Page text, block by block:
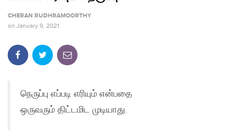
CHERAN RUDHRAMOORTHY
on January 9, 2021
நெருப்பு எப்படி எரியும் என்பதை
ஒருவரும் திட்டமிட முடியாது.